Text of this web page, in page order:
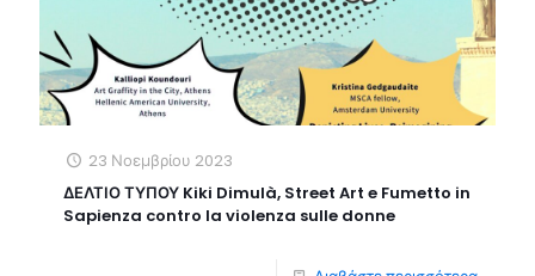
23 Νοεμβρίου 2023
ΔΕΛΤΙΟ ΤΥΠΟΥ Kiki Dimulà, Street Art e Fumetto in
Sapienza contro la violenza sulle donne